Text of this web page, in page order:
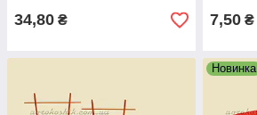
34,80 ₴ 7,50 ₴
Новинка